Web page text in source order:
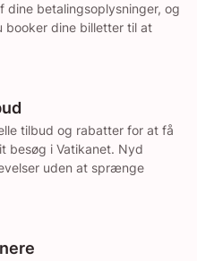
dine betalingsoplysninger, og
booker dine billetter til at
tilbud og rabatter for at få
besøg i Vatikanet. Nyd
uden at sprænge